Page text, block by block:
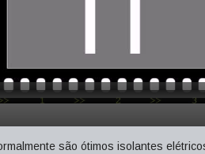
são ótimos isolantes